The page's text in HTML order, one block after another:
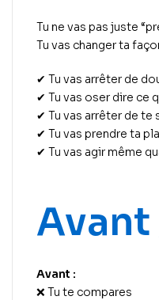
Tu ne vas pas juste
Tu vas changer ta
✔ Tu vas arrêter de
✔ Tu vas oser dire ce
✔ Tu vas arrêter de
✔ Tu vas prendre ta
✔ Tu vas agir même
Avant :
❌ Tu te compares